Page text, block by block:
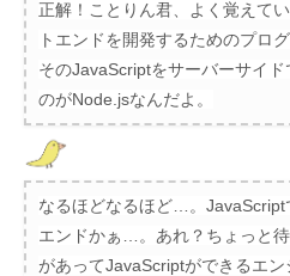
正解！ことりん君、よく覚えて
トエンドを開発するためのプロ
そのJavaScriptをサーバーサイ
のがNode.jsなんだよ。
なるほどなるほど…。JavaScript
エンドかぁ…。あれ？ちょっと
があってJavaScriptができるエ